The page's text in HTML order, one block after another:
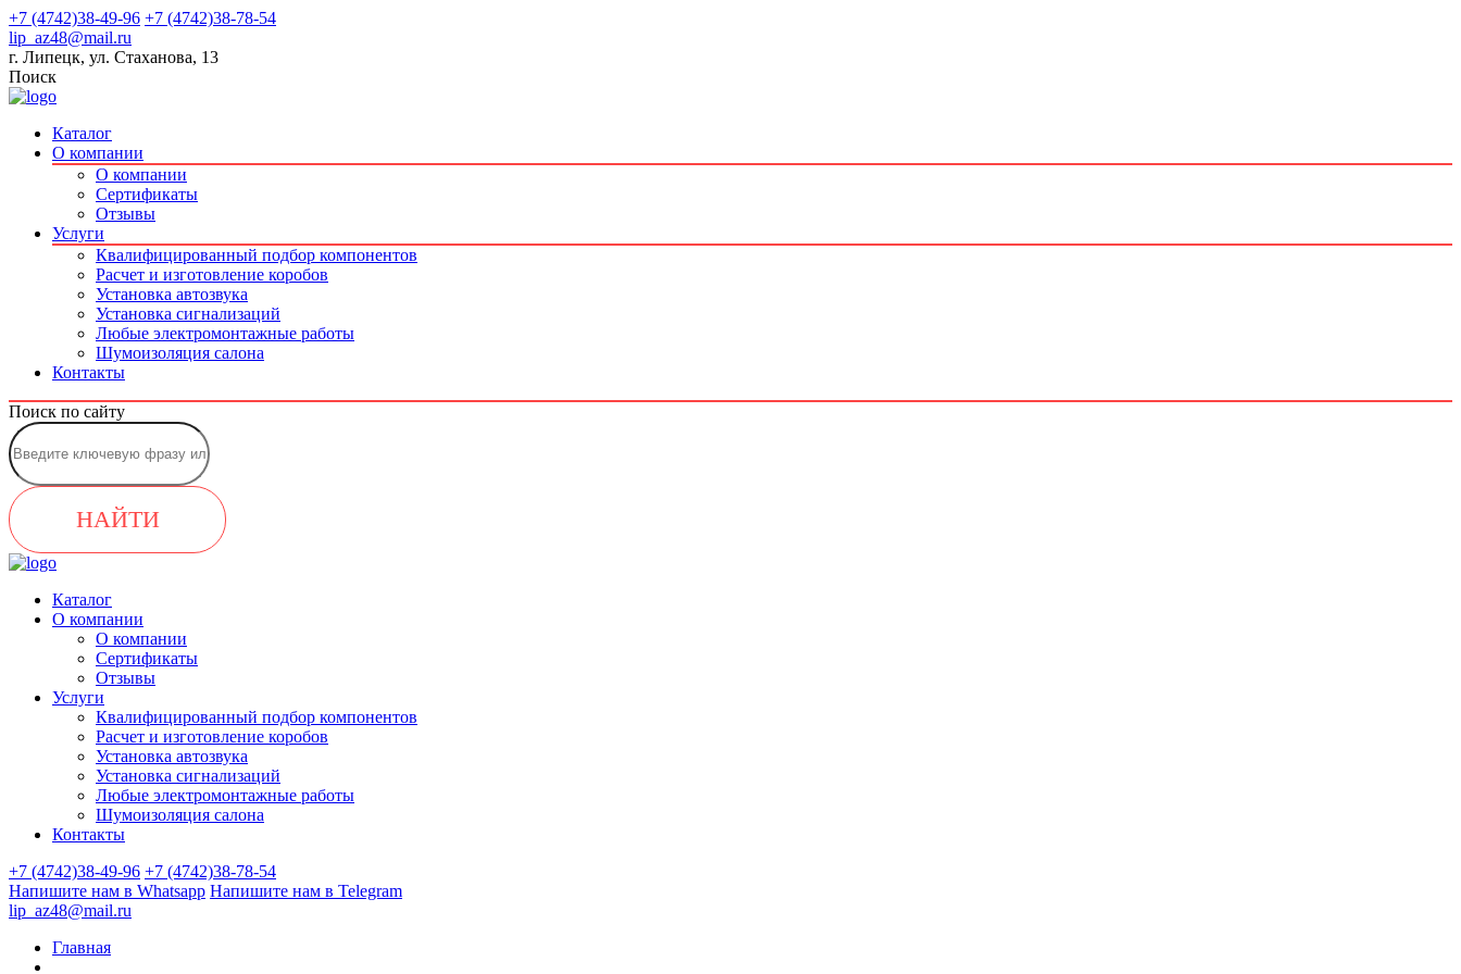
+7 (4742)38-49-96 +7 (4742)38-78-54
lip_az48@mail.ru
г. Липецк, ул. Стаханова, 13
Поиск
Каталог
О компании
О компании
Сертификаты
Отзывы
Услуги
Квалифицированный подбор компонентов
Расчет и изготовление коробов
Установка автозвука
Установка сигнализаций
Любые электромонтажные работы
Шумоизоляция салона
Контакты
Поиск по сайту
НАЙТИ
Каталог
О компании
О компании
Сертификаты
Отзывы
Услуги
Квалифицированный подбор компонентов
Расчет и изготовление коробов
Установка автозвука
Установка сигнализаций
Любые электромонтажные работы
Шумоизоляция салона
Контакты
+7 (4742)38-49-96 +7 (4742)38-78-54
Напишите нам в Whatsapp Напишите нам в Telegram
lip_az48@mail.ru
Главная